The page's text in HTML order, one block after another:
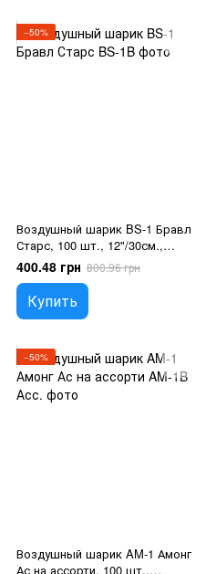
−50%
Воздушный шарик BS-1 Бравл
Старс, 100 шт., 12"/30см.,
Ассорти пастель, Бравл Старс
400.48 грн 800.96 грн
Купить
−50%
Воздушный шарик AM-1 Амонг
Ас на ассорти, 100 шт.,